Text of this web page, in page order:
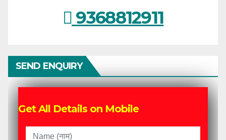
9368812911
SEND ENQUIRY
Get All Details on Mobile